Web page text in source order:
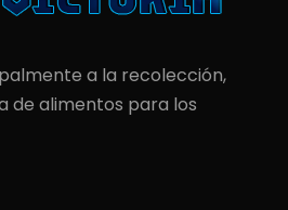
a la recolección,
de alimentos para los